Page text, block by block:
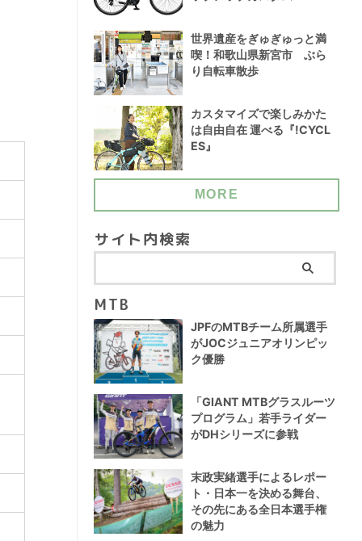
世界遺産をぎゅぎゅっと満
喫！和歌山県新宮市 ぶら
り自転車散歩
カスタマイズで楽しみかた
は自由自在 運べる『!CYCL
ES』
MORE
サイト内検索
MTB
JPFのMTBチーム所属選手
がJOCジュニアオリンピッ
ク優勝
「GIANT MTBグラスルーツ
プログラム」若手ライダー
がDHシリーズに参戦
末政実緒選手によるレポー
ト・日本一を決める舞台、
その先にある全日本選手権
の魅力